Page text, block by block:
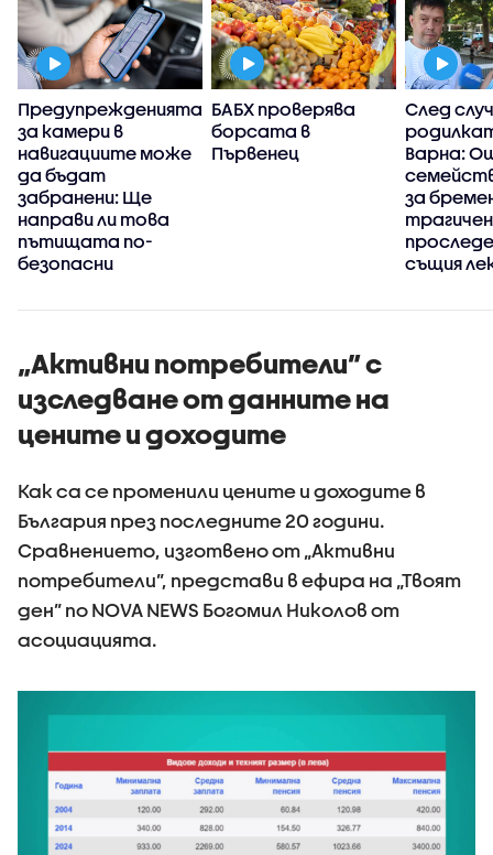
Предупрежденията
за камери в
навигациите може
да бъдат
забранени: Ще
направи ли това
пътищата по-
безопасни
БАБХ проверява
борсата в
Първенец
След
Варна:
за
същия
„Активни потребители” с
изследване от данните на
цените и доходите
Как са се променили цените и доходите в
България през последните 20 години.
Сравнението, изготвено от „Активни
потребители”, представи в ефира на „Твоят
ден” по NOVA NEWS Богомил Николов от
асоциацията.